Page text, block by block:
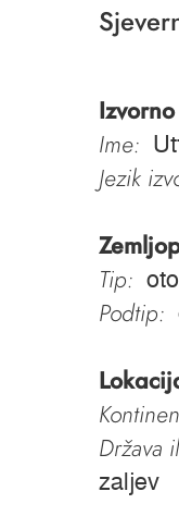
Ime:
Jezik
Tip:
Podtip:
Država
zaljev